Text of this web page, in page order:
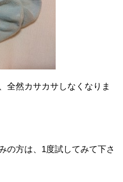
全然カサカサしなくなりま
の方は、1度試してみて下さ